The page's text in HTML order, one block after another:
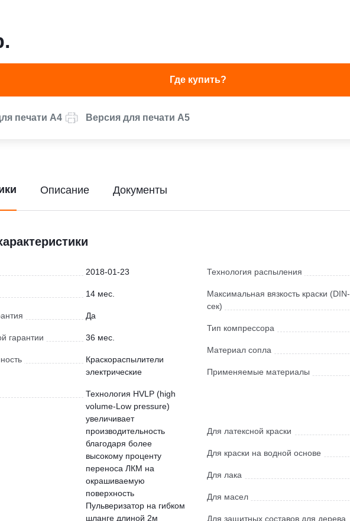
Где купить?
печати А4 Версия для печати А5
2018-01-23
14 мес.
Да
гарантии 36 мес.
Краскораспылители
электрические
Технология HVLP (high
volume-Low pressure)
увеличивает
производительность
благодаря более
высокому проценту
переноса ЛКМ на
окрашиваемую
поверхность
Пульверизатор на гибком
шланге длиной 2м
Технология распыления
Максимальная вязкость краски (DIN-
сек)
Тип компрессора
Материал сопла
Применяемые материалы
Для латексной краски
Для краски на водной основе
Для лака
Для масел
Для защитных составов для дерева
Описание Документы